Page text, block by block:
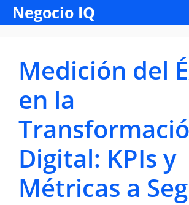
Saltar
al Negocio IQ
Medición del
en la
Digital: KPIs y
Métricas a